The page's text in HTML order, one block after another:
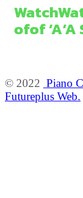
Watch
ofof‘A‘A
© 2022 Piano
Futureplus Web.